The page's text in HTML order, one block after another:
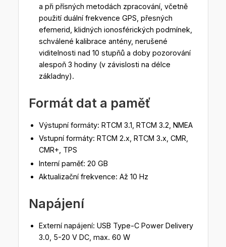
a při přísných metodách zpracování, včetně
použití duální frekvence GPS, přesných
efemerid, klidných ionosférických podmínek,
schválené kalibrace antény, nerušené
viditelnosti nad 10 stupňů a doby pozorování
alespoň 3 hodiny (v závislosti na délce
základny).
Formát dat a paměť
Výstupní formáty: RTCM 3.1, RTCM 3.2, NMEA
Vstupní formáty: RTCM 2.x, RTCM 3.x, CMR,
CMR+, TPS
Interní paměť: 20 GB
Aktualizační frekvence: Až 10 Hz
Napájení
Externí napájení: USB Type-C Power Delivery
3.0, 5-20 V DC, max. 60 W